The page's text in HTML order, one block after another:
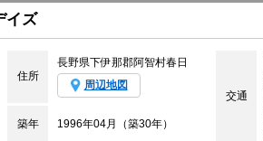
イズ
住所
長野県下伊那郡阿智村春日
周辺地図
交通
築年 1996年04月（築30年）